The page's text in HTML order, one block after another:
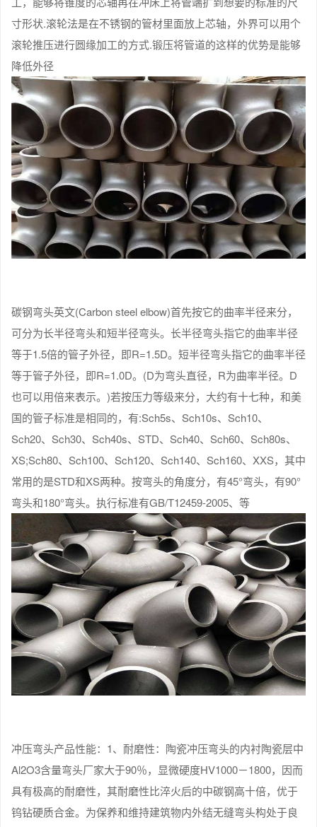
寸形状.滚轮法是在不锈钢的管材里面放上芯轴，外界可以用个
滚轮推压进行圆缘加工的方式.锻压将管道的这样的优势是能够
降低外径
碳钢弯头英文(Carbon steel elbow)首先按它的曲率半径来分，
可分为长半径弯头和短半径弯头。长半径弯头指它的曲率半径
等于1.5倍的管子外径，即R=1.5D。短半径弯头指它的曲率半径
等于管子外径，即R=1.0D。(D为弯头直径，R为曲率半径。D
也可以用倍来表示。)若按压力等级来分，大约有十七种，和美
国的管子标准是相同的，有:Sch5s、Sch10s、Sch10、
Sch20、Sch30、Sch40s、STD、Sch40、Sch60、Sch80s、
XS;Sch80、Sch100、Sch120、Sch140、Sch160、XXS，其中
常用的是STD和XS两种。按弯头的角度分，有45°弯头，有90°
弯头和180°弯头。执行标准有GB/T12459-2005、等
冲压弯头产品性能：1、耐磨性：陶瓷冲压弯头的内衬陶瓷层中
Al2O3含量弯头厂家大于90％，显微硬度HV1000－1800，因而
具有极高的耐磨性，其耐磨性比淬火后的中碳钢高十倍，优于
钨钻硬质合金。为保养和维持建筑物内外结无缝弯头构处于良